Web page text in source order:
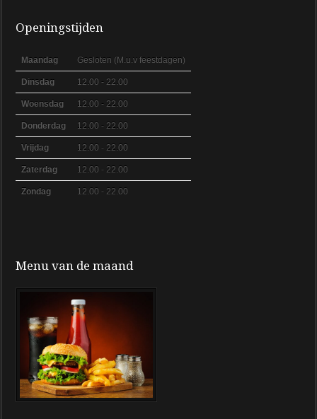
Openingstijden
Maandag Gesloten (M.u.v feestdagen)
Dinsdag 12.00 - 22.00
Woensdag 12.00 - 22.00
Donderdag 12.00 - 22.00
Vrijdag 12.00 - 22.00
Zaterdag 12.00 - 22.00
Zondag 12.00 - 22.00
Menu van de maand